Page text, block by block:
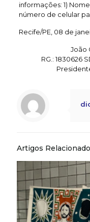
informações: 1)
número de celular
Recife/PE, 08 de
João
RG.: 1830626
Artigos